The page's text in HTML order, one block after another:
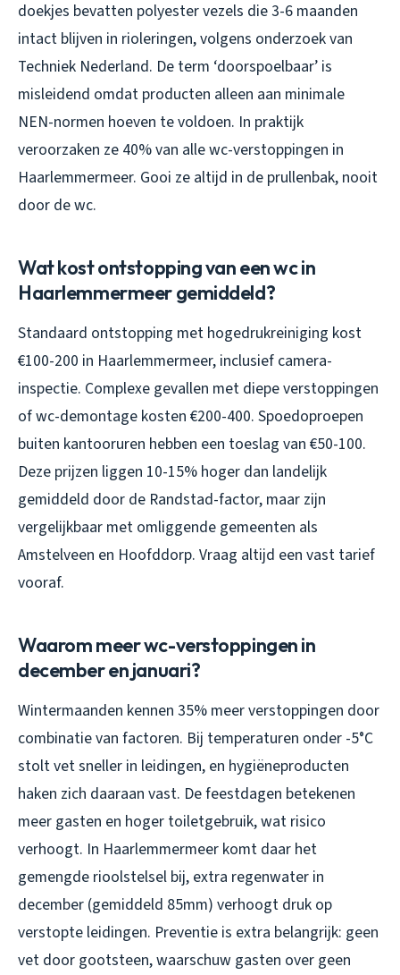
doekjes bevatten polyester vezels die 3-6 maanden
intact blijven in rioleringen, volgens onderzoek van
Techniek Nederland. De term ‘doorspoelbaar’ is
misleidend omdat producten alleen aan minimale
NEN-normen hoeven te voldoen. In praktijk
veroorzaken ze 40% van alle wc-verstoppingen in
Haarlemmermeer. Gooi ze altijd in de prullenbak, nooit
door de wc.
Wat kost ontstopping van een wc in
Haarlemmermeer gemiddeld?
Standaard ontstopping met hogedrukreiniging kost
€100-200 in Haarlemmermeer, inclusief camera-
inspectie. Complexe gevallen met diepe verstoppingen
of wc-demontage kosten €200-400. Spoedoproepen
buiten kantooruren hebben een toeslag van €50-100.
Deze prijzen liggen 10-15% hoger dan landelijk
gemiddeld door de Randstad-factor, maar zijn
vergelijkbaar met omliggende gemeenten als
Amstelveen en Hoofddorp. Vraag altijd een vast tarief
vooraf.
Waarom meer wc-verstoppingen in
december en januari?
Wintermaanden kennen 35% meer verstoppingen door
combinatie van factoren. Bij temperaturen onder -5°C
stolt vet sneller in leidingen, en hygiëneproducten
haken zich daaraan vast. De feestdagen betekenen
meer gasten en hoger toiletgebruik, wat risico
verhoogt. In Haarlemmermeer komt daar het
gemengde rioolstelsel bij, extra regenwater in
december (gemiddeld 85mm) verhoogt druk op
verstopte leidingen. Preventie is extra belangrijk: geen
vet door gootsteen, waarschuw gasten over geen